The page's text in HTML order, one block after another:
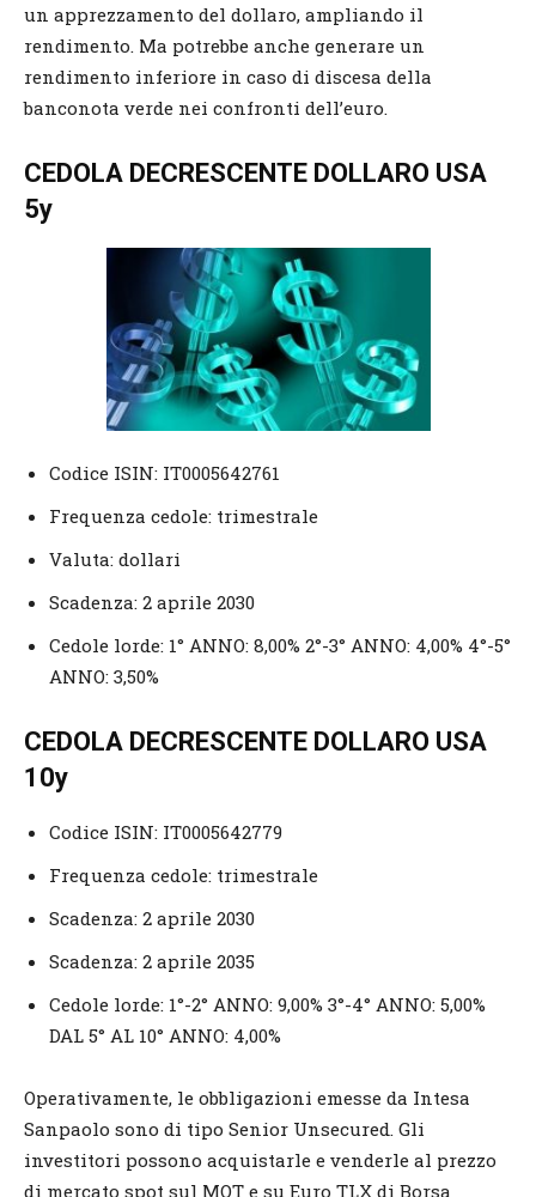
un apprezzamento del dollaro, ampliando il
rendimento. Ma potrebbe anche generare un
rendimento inferiore in caso di discesa della
banconota verde nei confronti dell’euro.
CEDOLA DECRESCENTE DOLLARO USA
5y
Codice ISIN: IT0005642761
Frequenza cedole: trimestrale
Valuta: dollari
Scadenza: 2 aprile 2030
Cedole lorde: 1° ANNO: 8,00% 2°-3° ANNO: 4,00% 4°-5°
ANNO: 3,50%
CEDOLA DECRESCENTE DOLLARO USA
10y
Codice ISIN: IT0005642779
Frequenza cedole: trimestrale
Scadenza: 2 aprile 2030
Scadenza: 2 aprile 2035
Cedole lorde: 1°-2° ANNO: 9,00% 3°-4° ANNO: 5,00%
DAL 5° AL 10° ANNO: 4,00%
Operativamente, le obbligazioni emesse da Intesa
Sanpaolo sono di tipo Senior Unsecured. Gli
investitori possono acquistarle e venderle al prezzo
di mercato spot sul MOT e su Euro TLX di Borsa